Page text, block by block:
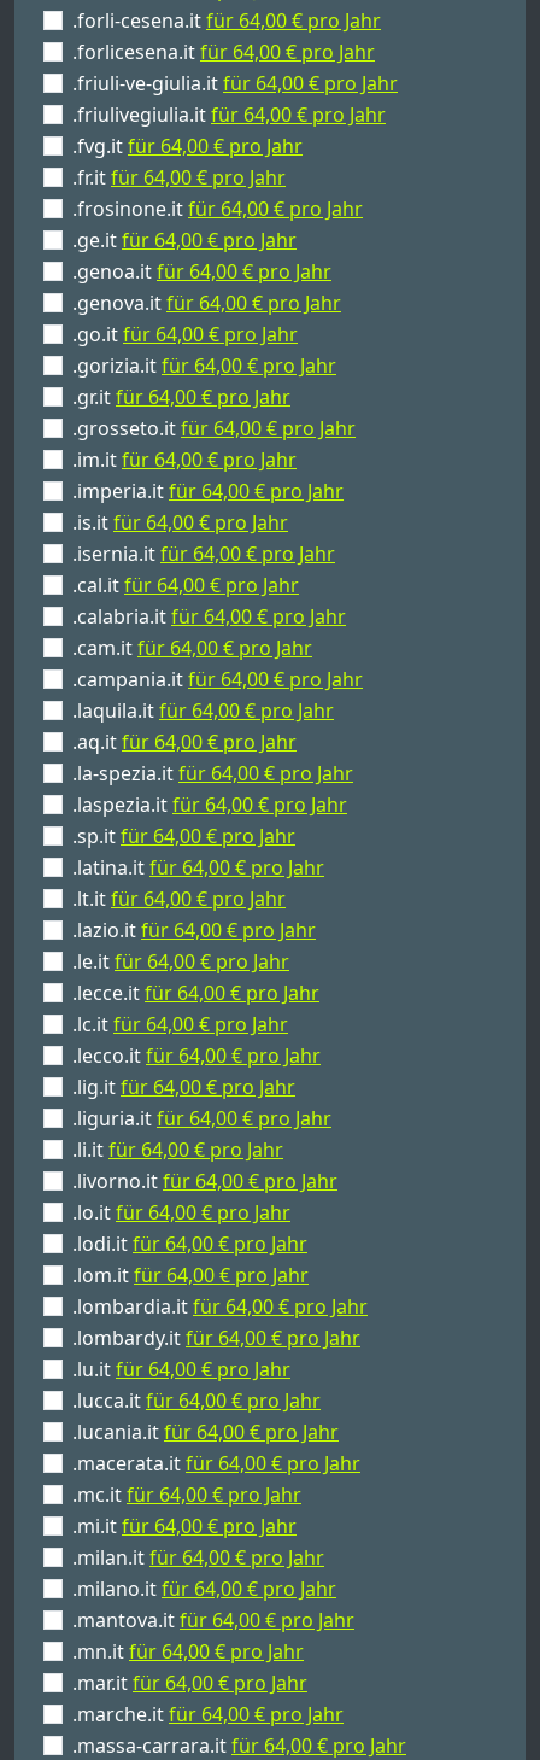
.forli-cesena.itfür 64,00 € pro Jahr
.forlicesena.itfür 64,00 € pro Jahr
.friuli-ve-giulia.itfür 64,00 € pro Jahr
.friulivegiulia.itfür 64,00 € pro Jahr
.fvg.itfür 64,00 € pro Jahr
.fr.itfür 64,00 € pro Jahr
.frosinone.itfür 64,00 € pro Jahr
.ge.itfür 64,00 € pro Jahr
.genoa.itfür 64,00 € pro Jahr
.genova.itfür 64,00 € pro Jahr
.go.itfür 64,00 € pro Jahr
.gorizia.itfür 64,00 € pro Jahr
.gr.itfür 64,00 € pro Jahr
.grosseto.itfür 64,00 € pro Jahr
.im.itfür 64,00 € pro Jahr
.imperia.itfür 64,00 € pro Jahr
.is.itfür 64,00 € pro Jahr
.isernia.itfür 64,00 € pro Jahr
.cal.itfür 64,00 € pro Jahr
.calabria.itfür 64,00 € pro Jahr
.cam.itfür 64,00 € pro Jahr
.campania.itfür 64,00 € pro Jahr
.laquila.itfür 64,00 € pro Jahr
.aq.itfür 64,00 € pro Jahr
.la-spezia.itfür 64,00 € pro Jahr
.laspezia.itfür 64,00 € pro Jahr
.sp.itfür 64,00 € pro Jahr
.latina.itfür 64,00 € pro Jahr
.lt.itfür 64,00 € pro Jahr
.lazio.itfür 64,00 € pro Jahr
.le.itfür 64,00 € pro Jahr
.lecce.itfür 64,00 € pro Jahr
.lc.itfür 64,00 € pro Jahr
.lecco.itfür 64,00 € pro Jahr
.lig.itfür 64,00 € pro Jahr
.liguria.itfür 64,00 € pro Jahr
.li.itfür 64,00 € pro Jahr
.livorno.itfür 64,00 € pro Jahr
.lo.itfür 64,00 € pro Jahr
.lodi.itfür 64,00 € pro Jahr
.lom.itfür 64,00 € pro Jahr
.lombardia.itfür 64,00 € pro Jahr
.lombardy.itfür 64,00 € pro Jahr
.lu.itfür 64,00 € pro Jahr
.lucca.itfür 64,00 € pro Jahr
.lucania.itfür 64,00 € pro Jahr
.macerata.itfür 64,00 € pro Jahr
.mc.itfür 64,00 € pro Jahr
.mi.itfür 64,00 € pro Jahr
.milan.itfür 64,00 € pro Jahr
.milano.itfür 64,00 € pro Jahr
.mantova.itfür 64,00 € pro Jahr
.mn.itfür 64,00 € pro Jahr
.mar.itfür 64,00 € pro Jahr
.marche.itfür 64,00 € pro Jahr
.massa-carrara.itfür 64,00 € pro Jahr